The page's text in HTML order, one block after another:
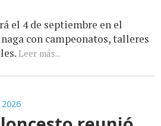
el 4 de septiembre en el
con campeonatos, talleres
Leer más...